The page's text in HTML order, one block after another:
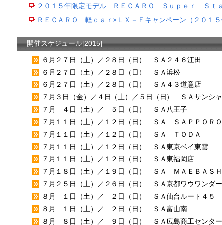
２０１５年限定モデル ＲＥＣＡＲＯ Ｓｕｐｅｒ Ｓｔ
ＲＥＣＡＲＯ 軽ｃａｒ×ＬＸ－Ｆキャンペーン（２０１
開催スケジュール[2015]
６月２７日（土）／２８日（日） ＳＡ２４６江田
６月２７日（土）／２８日（日） ＳＡ浜松
６月２７日（土）／２８日（日） ＳＡ４３道意店
７月３日（金）／４日（土）／５日（日） ＳＡサンシ
７月 ４日（土）／ ５日（日） ＳＡ八王子
７月１１日（土）／１２日（日） ＳＡ ＳＡＰＰＯＲＯ
７月１１日（土）／１２日（日） ＳＡ ＴＯＤＡ
７月１１日（土）／１２日（日） ＳＡ東京ベイ東雲
７月１１日（土）／１２日（日） ＳＡ東福岡店
７月１８日（土）／１９日（日） ＳＡ ＭＡＥＢＡＳ
７月２５日（土）／２６日（日） ＳＡ京都ワウワンダ
８月 １日（土）／ ２日（日） ＳＡ仙台ルート４５
８月 １日（土）／ ２日（日） ＳＡ富山南
８月 ８日（土）／ ９日（日） ＳＡ広島商工センター